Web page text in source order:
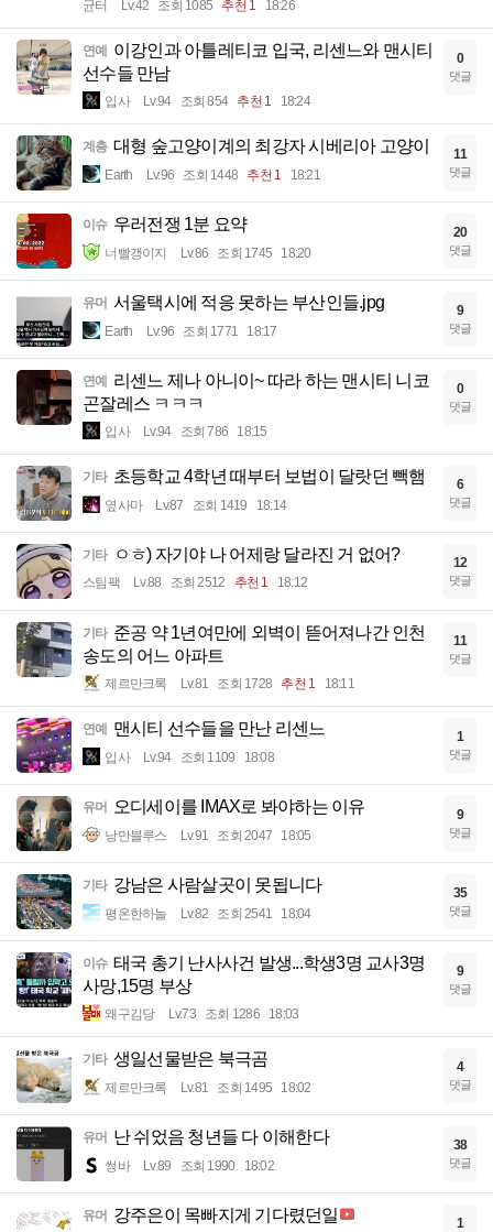
균터 Lv.42 조회 1085 추천 1 18:26
연예 이강인과 아틀레티코 입국, 리센느와 맨시티
선수들 만남
입사 Lv.94 조회 854 추천 1 18:24
0
댓글
계층 대형 숲고양이계의 최강자 시베리아 고양이
Earth Lv.96 조회 1448 추천 1 18:21
11
댓글
이슈 우러전쟁 1분 요약
너빨갱이지 Lv.86 조회 1745 18:20
20
댓글
유머 서울택시에 적응 못하는 부산인들.jpg
Earth Lv.96 조회 1771 18:17
9
댓글
연예 리센느 제나 아니이~ 따라 하는 맨시티 니코
곤잘레스 ㅋㅋㅋ
입사 Lv.94 조회 786 18:15
0
댓글
기타 초등학교 4학년 때부터 보법이 달랏던 빽햄
옆사마 Lv.87 조회 1419 18:14
6
댓글
기타 ㅇㅎ) 자기야 나 어제랑 달라진 거 없어?
스팀팩 Lv.88 조회 2512 추천 1 18:12
12
댓글
기타 준공 약 1년여만에 외벽이 뜯어져나간 인천
송도의 어느 아파트
제르만크록 Lv.81 조회 1728 추천 1 18:11
11
댓글
연예 맨시티 선수들을 만난 리센느
입사 Lv.94 조회 1109 18:08
1
댓글
유머 오디세이를 IMAX로 봐야하는 이유
낭만블루스 Lv.91 조회 2047 18:05
9
댓글
기타 강남은 사람살곳이 못됩니다
평온한하늘 Lv.82 조회 2541 18:04
35
댓글
이슈 태국 총기 난사사건 발생...학생3명 교사3명
사망,15명 부상
왜구김당 Lv.73 조회 1286 18:03
9
댓글
기타 생일선물받은 북극곰
제르만크록 Lv.81 조회 1495 18:02
4
댓글
유머 난 쉬었음 청년들 다 이해한다
썽바 Lv.89 조회 1990 18:02
38
댓글
유머 강주은이 목빠지게 기다렸던일 1